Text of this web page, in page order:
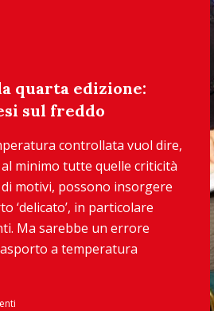
quarta edizione:
sul freddo
controllata vuol dire,
minimo tutte quelle criticità
motivi, possono insorgere
‘delicato’, in particolare
Ma sarebbe un errore
a temperatura